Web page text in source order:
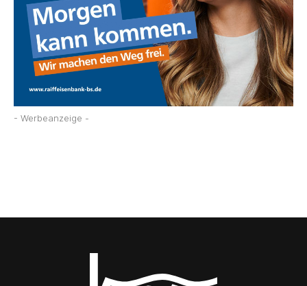
- Werbeanzeige -